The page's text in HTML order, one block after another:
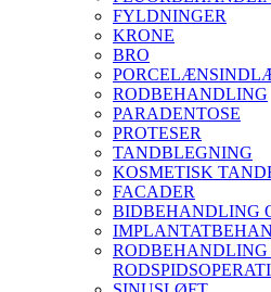
FYLDNINGER
KRONE
BRO
RODBEHANDLING
PARADENTOSE
PROTESER
TANDBLEGNING
KOSMETISK
FACADER
BIDBEHANDLING
RODBEHANDLING